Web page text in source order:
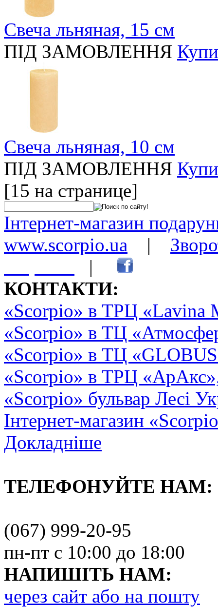
Свеча льняная, 15 см
ПІД ЗАМОВЛЕННЯ
Свеча льняная, 10 см
ПІД ЗАМОВЛЕННЯ
[15 на странице]
Інтернет-магазин
www.scorpio.ua |
|
КОНТАКТИ:
«Scorpio» в ТРЦ «Lavina
«Scorpio» в ТЦ
«Scorpio» в ТЦ
«Scorpio» в ТРЦ
«Scorpio» бульвар Лесі
Інтернет-магазин
Докладніше
ТЕЛЕФОНУЙТЕ НАМ:
(067) 999-20-95
пн-пт с 10:00 до 18:00
НАПИШІТЬ НАМ:
через сайт або на пошту